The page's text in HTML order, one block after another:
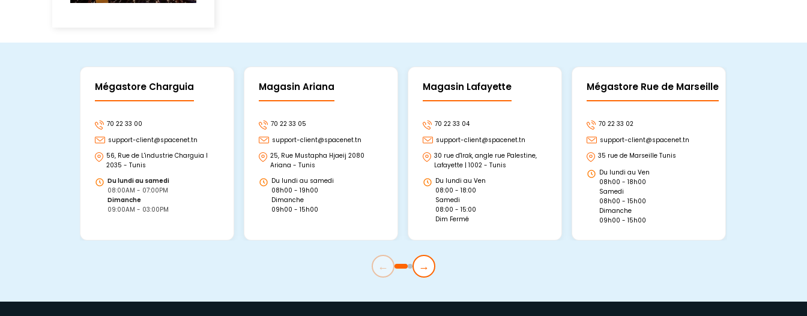
Mégastore Charguia
70 22 33 00
support-client@spacenet.tn
56, Rue de L'industrie Charguia I
2035 - Tunis
Du lundi au samedi
08:00AM - 07:00PM
Dimanche
09:00AM - 03:00PM
Magasin Ariana
70 22 33 05
support-client@spacenet.tn
25, Rue Mustapha Hjaeij 2080
Ariana - Tunis
Du lundi au samedi
08h00 - 19h00
Dimanche
09h00 - 15h00
Magasin Lafayette
70 22 33 04
support-client@spacenet.tn
30 rue d'Irak, angle rue Palestine,
Lafayette | 1002 - Tunis
Du lundi au Ven
08:00 - 18:00
Samedi
08:00 - 15:00
Dim Fermé
Mégastore Rue de Marseille
70 22 33 02
support-client@spacenet.tn
35 rue de Marseille Tunis
Du lundi au Ven
08h00 - 18h00
Samedi
08h00 - 15h00
Dimanche
09h00 - 15h00
← →